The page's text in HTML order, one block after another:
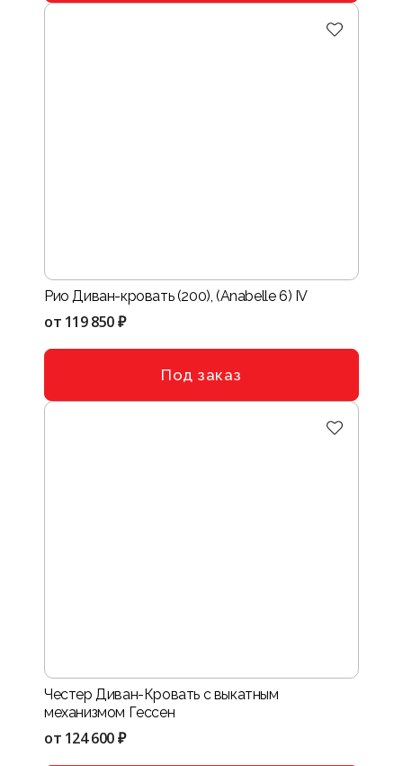
Рио Диван-кровать (200), (Anabelle 6) IV
от 119 850 ₽
Под заказ
Честер Диван-Кровать с выкатным
механизмом Гессен
от 124 600 ₽